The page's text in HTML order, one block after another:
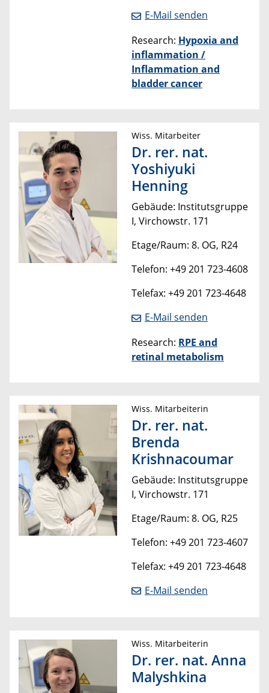
E-Mail senden
Research: Hypoxia and
inflammation /
Inflammation and
bladder cancer
Wiss. Mitarbeiter
Dr. rer. nat.
Yoshiyuki
Henning
Gebäude: Institutsgruppe
I, Virchowstr. 171
Etage/Raum: 8. OG, R24
Telefon: +49 201 723-4608
Telefax: +49 201 723-4648
E-Mail senden
Research: RPE and
retinal metabolism
Wiss. Mitarbeiterin
Dr. rer. nat.
Brenda
Krishnacoumar
Gebäude: Institutsgruppe
I, Virchowstr. 171
Etage/Raum: 8. OG, R25
Telefon: +49 201 723-4607
Telefax: +49 201 723-4648
E-Mail senden
Wiss. Mitarbeiterin
Dr. rer. nat. Anna
Malyshkina